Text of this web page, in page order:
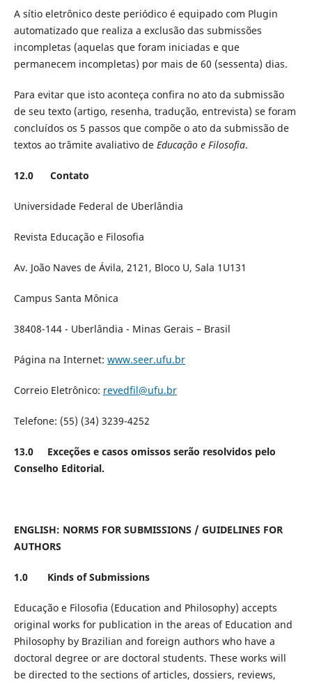
A sítio eletrônico deste periódico é equipado com Plugin
automatizado que realiza a exclusão das submissões
incompletas (aquelas que foram iniciadas e que
permanecem incompletas) por mais de 60 (sessenta) dias.
Para evitar que isto aconteça confira no ato da submissão
de seu texto (artigo, resenha, tradução, entrevista) se foram
concluídos os 5 passos que compõe o ato da submissão de
textos ao trâmite avaliativo de Educação e Filosofia.
12.0 Contato
Universidade Federal de Uberlândia
Revista Educação e Filosofia
Av. João Naves de Ávila, 2121, Bloco U, Sala 1U131
Campus Santa Mônica
38408-144 - Uberlândia - Minas Gerais – Brasil
Página na Internet: www.seer.ufu.br
Correio Eletrônico: revedfil@ufu.br
Telefone: (55) (34) 3239-4252
13.0 Exceções e casos omissos serão resolvidos pelo
Conselho Editorial.
ENGLISH: NORMS FOR SUBMISSIONS / GUIDELINES FOR
AUTHORS
1.0 Kinds of Submissions
Educação e Filosofia (Education and Philosophy) accepts
original works for publication in the areas of Education and
Philosophy by Brazilian and foreign authors who have a
doctoral degree or are doctoral students. These works will
be directed to the sections of articles, dossiers, reviews,